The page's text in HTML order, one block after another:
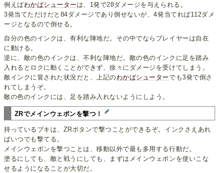
例えばわかばシューター は、1発で28ダメージを与えられる。
3発当てただけだと84ダメージであり倒せないが、4発当てれば112ダメ
ージとなるので倒せる。
自分の色のインクは、有利な陣地だ。その中でならプレイヤーは自在
に動ける。
逆に、敵の色のインクは、不利な陣地だ。敵の色のインクに足を踏み
入れるとロクに動くことができず、徐々にダメージを受けてしまう。
敵インクに冒された状況だと、上記のわかばシューターでも3発で倒さ
れてしまうぞ。
敵の色のインクには、足を踏み入れないようにしよう。
ZRでメインウェポンを撃つ！
持っているブキは、ZRボタンで撃つことができるぞ。インクさえあれ
ばいつでも撃てる。
メインウェポンを撃つことは、移動以外で最も多用する行動だ。
塗るにしても、敵と戦うにしても、まずはメインウェポンを使いこな
せるようになることが大切だ。